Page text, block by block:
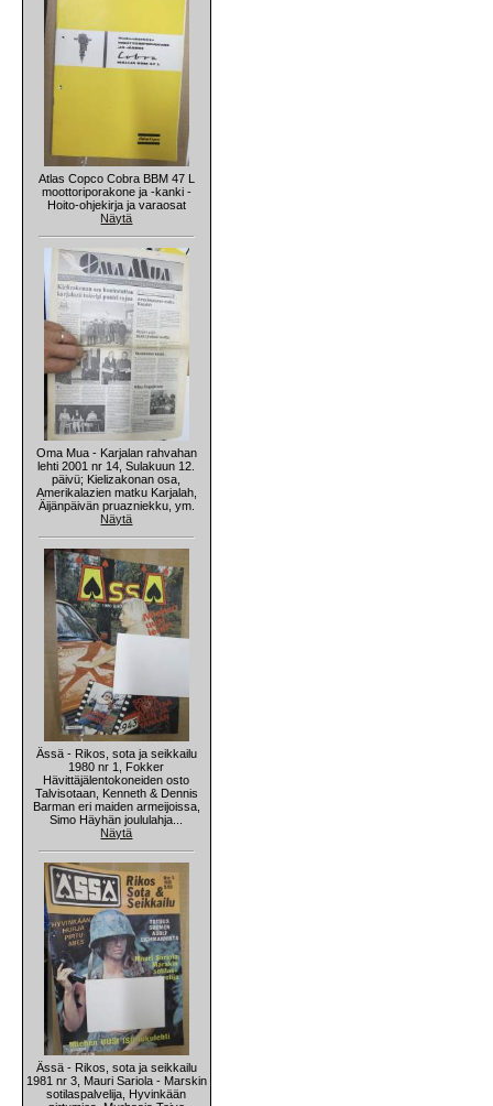
Atlas Copco Cobra BBM 47 L
moottoriporakone ja -kanki -
Hoito-ohjekirja ja varaosat
Näytä
Oma Mua - Karjalan rahvahan
lehti 2001 nr 14, Sulakuun 12.
päivü; Kielizakonan osa,
Amerikalazien matku Karjalah,
Äijänpäivän pruazniekku, ym.
Näytä
Ässä - Rikos, sota ja seikkailu
1980 nr 1, Fokker
Hävittäjälentokoneiden osto
Talvisotaan, Kenneth & Dennis
Barman eri maiden armeijoissa,
Simo Häyhän joululahja...
Näytä
Ässä - Rikos, sota ja seikkailu
1981 nr 3, Mauri Sariola - Marskin
sotilaspalvelija, Hyvinkään